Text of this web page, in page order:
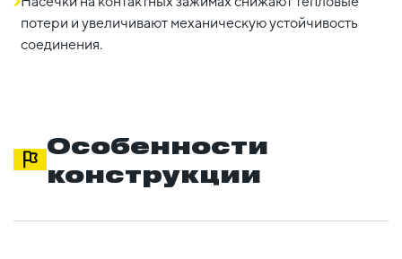
потери и увеличивают механическую устойчивость
соединения.
Особенности
конструкции